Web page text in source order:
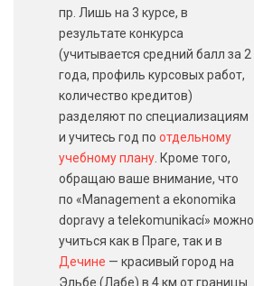
пр. Лишь на 3 курсе, в
результате конкурса
(учитывается средний балл за 2
года, профиль курсовых работ,
количество кредитов)
разделяют по специализациям
и учитесь год по отдельному
учебному плану . Кроме того,
обращаю ваше внимание, что
по «Management a ekonomika
dopravy a telekomunikací» можно
учиться как в Праге, так и в
Дечине — красивый город на
Эльбе (Лабе) в 4 км от границы